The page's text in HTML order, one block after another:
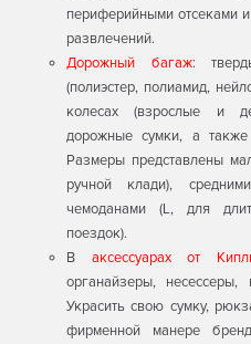
периферийными отсеками
развлечений.
Дорожный багаж:
(полиэстер, полиамид,
колесах (взрослые и
дорожные сумки, а
Размеры представлены
ручной клади),
чемоданами (L, для
поездок).
В аксессуарах от
органайзеры, несессеры,
Украсить свою сумку,
фирменной манере